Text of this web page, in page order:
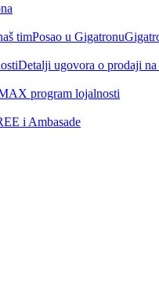
timPosao u Gigatronu
Detalji ugovora o prodaji
program lojalnosti
i Ambasade